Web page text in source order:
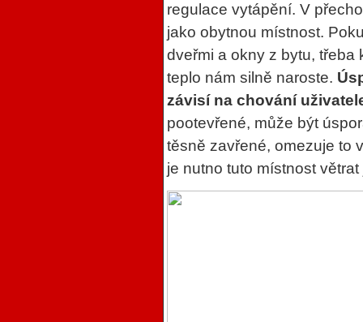
regulace vytápění. V
jako obytnou místnost.
dveřmi a okny z bytu,
teplo nám silně naroste.
závisí na chování
pootevřené, může být
těsně zavřené, omezuje to
je nutno tuto místnost větrat